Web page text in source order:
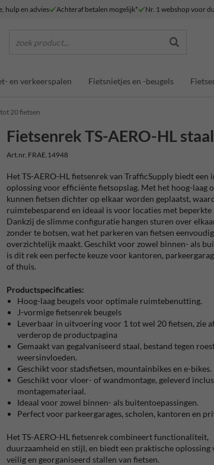
hulp en advies Achteraf betalen mogelijk* Nr. 1 webshop voor
zoek product...
en verkeerspalen Fietsnietjes en -beugels
20 fietsen
Fietsenrek TS-AERO-HL
Art.nr. FRAE.14948
Het TS-AERO-HL fietsenrek van TrafficSupply biedt een
oplossing voor efficiënte fietsopslag. Met het hoog-laag
kunnen fietsen dichter op elkaar worden geplaatst,
ruimtebesparend en ideaal is voor locaties met
Dankzij de slimme configuratie hangen sturen over
zonder te botsen, wat het parkeren van fietsen
overzichtelijk maakt. Geschikt voor zowel binnen- als
is dit rek een perfecte keuze voor kantoren,
of thuis.
Productspecificaties:
Hoog-laag beugels voor optimale ruimtebenutting.
J-vormige fietsenrek beugels
Leverbaar in uitvoering voor 1 tot wel 20 fietsen, zie
verderop de productpagina
Gemaakt van gegalvaniseerd staal, bestand tegen
weersinvloeden.
Geschikt voor stadsfietsen, mountainbikes en e-bikes.
Geschikt voor vloer- of wandmontage, geleverd
montagemateriaal.
Ideaal voor zowel binnen- als buitentoepassingen.
Perfect voor parkeergarages, scholen, kantoren en
Het TS-AERO-HL fietsenrek combineert functionaliteit,
duurzaamheid en stijl, en biedt een praktische oplossing
veilig en georganiseerd stallen van fietsen.